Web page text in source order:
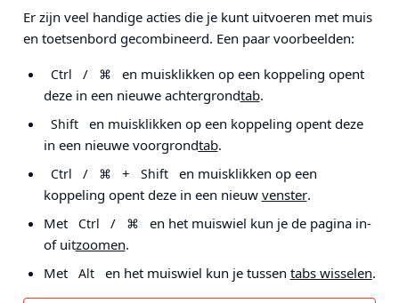
Er zijn veel handige acties die je kunt uitvoeren met muis
en toetsenbord gecombineerd. Een paar voorbeelden:
Ctrl / ⌘
en muisklikken op een koppeling opent
deze in een nieuwe achtergrondtab.
Shift
en muisklikken op een koppeling opent deze
in een nieuwe voorgrondtab.
Ctrl / ⌘ + Shift
en muisklikken op een
koppeling opent deze in een nieuw venster.
Met
Ctrl / ⌘
en het muiswiel kun je de pagina in-
of uitzoomen.
Met
Alt en het muiswiel kun je tussen tabs wisselen.